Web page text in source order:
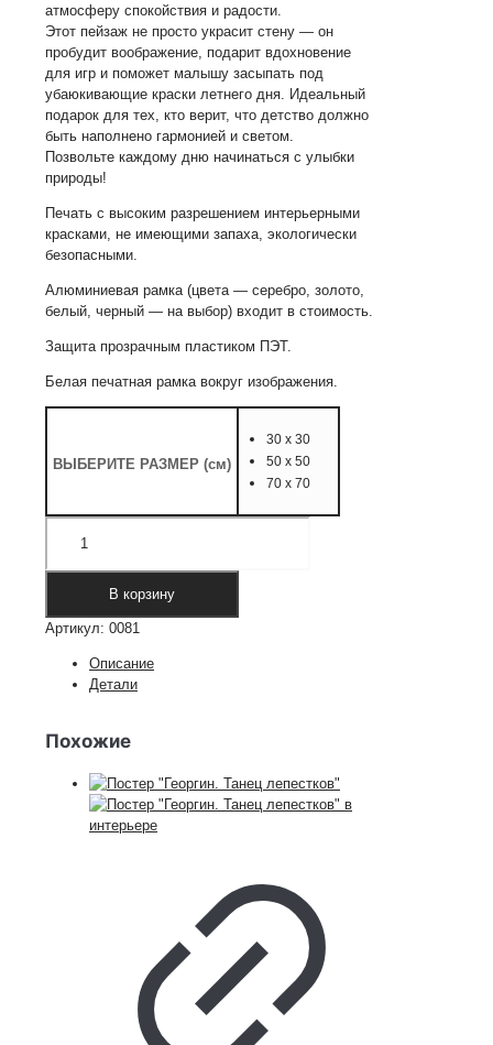
атмосферу спокойствия и радости.
Этот пейзаж не просто украсит стену — он
пробудит воображение, подарит вдохновение
для игр и поможет малышу засыпать под
убаюкивающие краски летнего дня. Идеальный
подарок для тех, кто верит, что детство должно
быть наполнено гармонией и светом.
Позвольте каждому дню начинаться с улыбки
природы!
Печать с высоким разрешением интерьерными
красками, не имеющими запаха, экологически
безопасными.
Алюминиевая рамка (цвета — серебро, золото,
белый, черный — на выбор) входит в стоимость.
Защита прозрачным пластиком ПЭТ.
Белая печатная рамка вокруг изображения.
ВЫБЕРИТЕ РАЗМЕР (см)
30 х 30
50 х 50
70 х 70
товара
Детский
Сказка
В корзину
Артикул: 0081
Описание
Детали
Похожие